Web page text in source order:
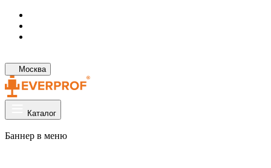
Москва
Каталог
Баннер в меню